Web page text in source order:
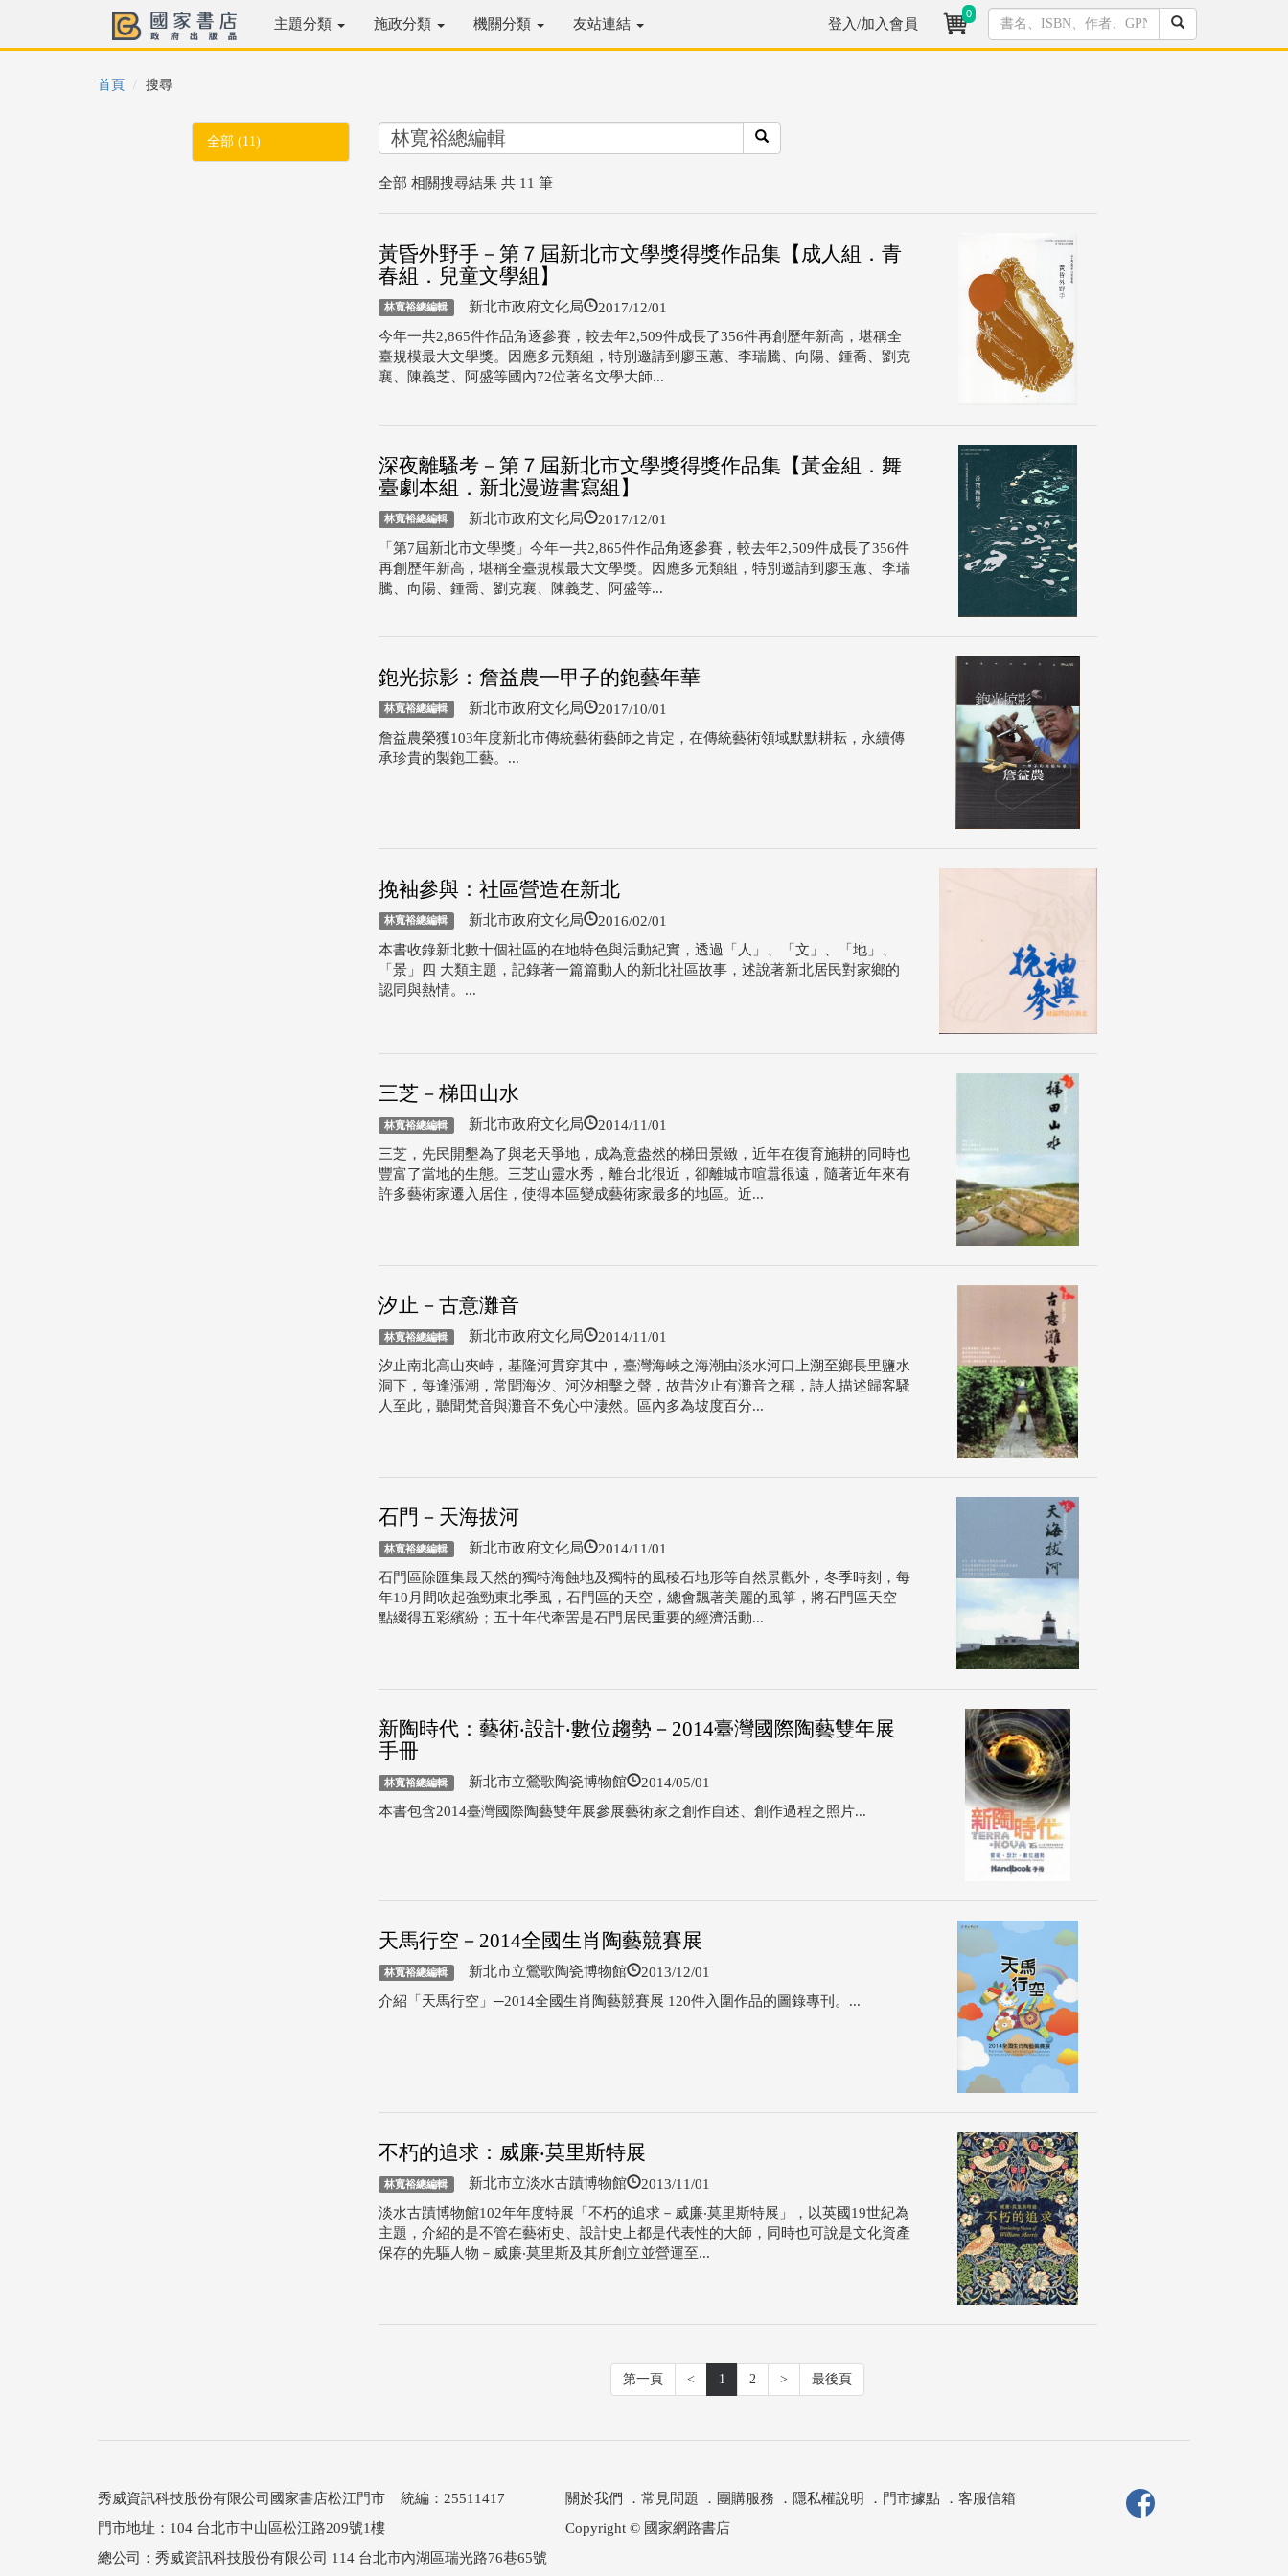
主題分類 施政分類 機關分類 友站連結 登入/加入會員
0
首頁 搜尋
全部 (11)
全部 相關搜尋結果 共 11 筆
黃昏外野手－第７屆新北市文學獎得獎作品集【成人組．青
春組．兒童文學組】
林寬裕總編輯 新北市政府文化局 2017/12/01
今年一共2,865件作品角逐參賽，較去年2,509件成長了356件再創歷年新高，堪稱全
臺規模最大文學獎。因應多元類組，特別邀請到廖玉蕙、李瑞騰、向陽、鍾喬、劉克
襄、陳義芝、阿盛等國內72位著名文學大師...
深夜離騷考－第７屆新北市文學獎得獎作品集【黃金組．舞
臺劇本組．新北漫遊書寫組】
林寬裕總編輯 新北市政府文化局 2017/12/01
「第7屆新北市文學獎」今年一共2,865件作品角逐參賽，較去年2,509件成長了356件
再創歷年新高，堪稱全臺規模最大文學獎。因應多元類組，特別邀請到廖玉蕙、李瑞
騰、向陽、鍾喬、劉克襄、陳義芝、阿盛等...
鉋光掠影：詹益農一甲子的鉋藝年華
林寬裕總編輯 新北市政府文化局 2017/10/01
詹益農榮獲103年度新北市傳統藝術藝師之肯定，在傳統藝術領域默默耕耘，永續傳
承珍貴的製鉋工藝。...
挽袖參與：社區營造在新北
林寬裕總編輯 新北市政府文化局 2016/02/01
本書收錄新北數十個社區的在地特色與活動紀實，透過「人」、「文」、「地」、
「景」四 大類主題，記錄著一篇篇動人的新北社區故事，述說著新北居民對家鄉的
認同與熱情。...
三芝－梯田山水
林寬裕總編輯 新北市政府文化局 2014/11/01
三芝，先民開墾為了與老天爭地，成為意盎然的梯田景緻，近年在復育施耕的同時也
豐富了當地的生態。三芝山靈水秀，離台北很近，卻離城市喧囂很遠，隨著近年來有
許多藝術家遷入居住，使得本區變成藝術家最多的地區。近...
汐止－古意灘音
林寬裕總編輯 新北市政府文化局 2014/11/01
汐止南北高山夾峙，基隆河貫穿其中，臺灣海峽之海潮由淡水河口上溯至鄉長里鹽水
洞下，每逢漲潮，常聞海汐、河汐相擊之聲，故昔汐止有灘音之稱，詩人描述歸客騷
人至此，聽聞梵音與灘音不免心中淒然。區內多為坡度百分...
石門－天海拔河
林寬裕總編輯 新北市政府文化局 2014/11/01
石門區除匯集最天然的獨特海蝕地及獨特的風稜石地形等自然景觀外，冬季時刻，每
年10月間吹起強勁東北季風，石門區的天空，總會飄著美麗的風箏，將石門區天空
點綴得五彩繽紛；五十年代牽罟是石門居民重要的經濟活動...
新陶時代：藝術‧設計‧數位趨勢－2014臺灣國際陶藝雙年展
手冊
林寬裕總編輯 新北市立鶯歌陶瓷博物館 2014/05/01
本書包含2014臺灣國際陶藝雙年展參展藝術家之創作自述、創作過程之照片...
天馬行空－2014全國生肖陶藝競賽展
林寬裕總編輯 新北市立鶯歌陶瓷博物館 2013/12/01
介紹「天馬行空」─2014全國生肖陶藝競賽展 120件入圍作品的圖錄專刊。...
不朽的追求：威廉‧莫里斯特展
林寬裕總編輯 新北市立淡水古蹟博物館 2013/11/01
淡水古蹟博物館102年年度特展「不朽的追求－威廉‧莫里斯特展」，以英國19世紀為
主題，介紹的是不管在藝術史、設計史上都是代表性的大師，同時也可說是文化資產
保存的先驅人物－威廉‧莫里斯及其所創立並營運至...
第一頁 < 1 2 > 最後頁
秀威資訊科技股份有限公司國家書店松江門市 統編：25511417
門市地址：104 台北市中山區松江路209號1樓
關於我們 ． 常見問題 ． 團購服務 ． 隱私權說明 ． 門市據點． 客服信箱
Copyright © 國家網路書店
總公司：秀威資訊科技股份有限公司 114 台北市內湖區瑞光路76巷65號